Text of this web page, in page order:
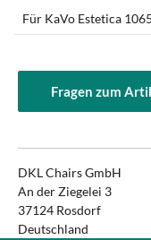
Für KaVo Estetica
Fragen zum
DKL Chairs GmbH
An der Ziegelei 3
37124 Rosdorf
Deutschland